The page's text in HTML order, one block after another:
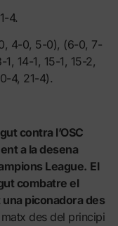
4.
4-0, 5-0), (6-0, 7-
14-1, 15-1, 15-2,
4, 21-4).
contra l’OSC
a la desena
League. El
combatre el
piconadora des
des del principi